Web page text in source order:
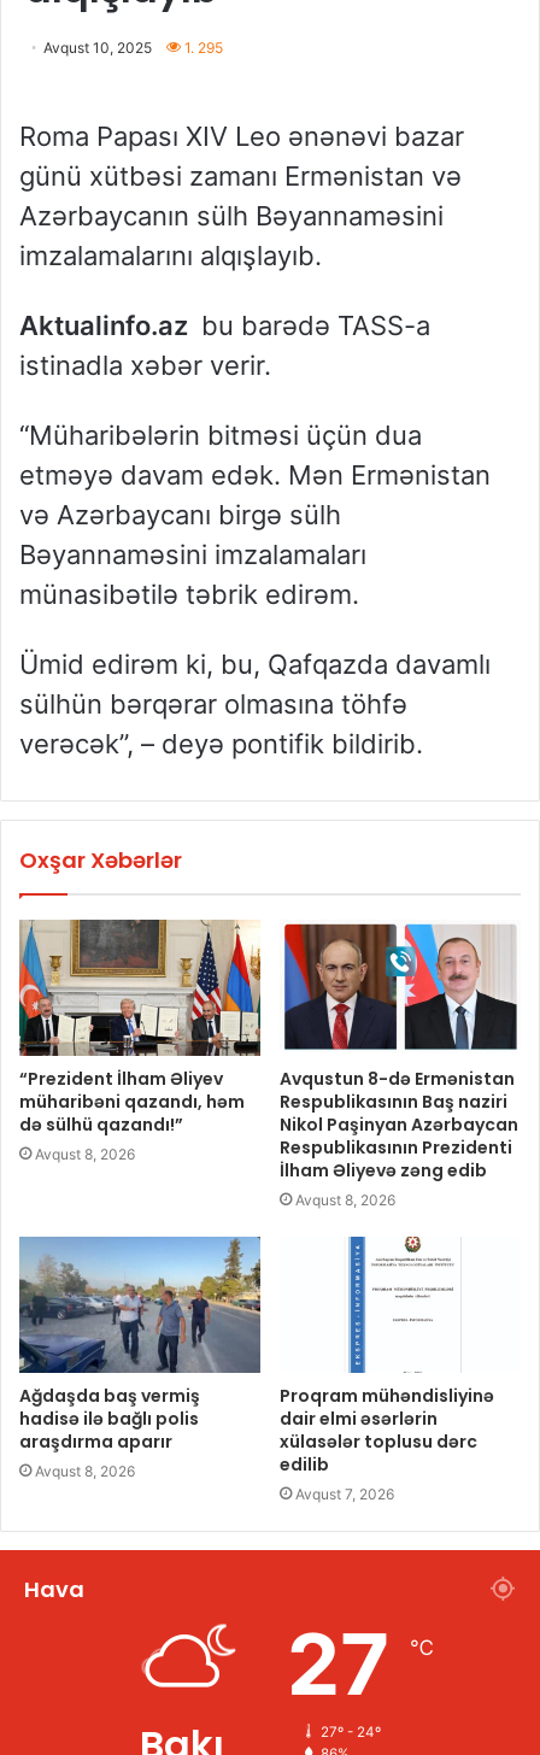
Avqust 10, 2025 1. 295
Roma Papası XIV Leo ənənəvi bazar
günü xütbəsi zamanı Ermənistan və
Azərbaycanın sülh Bəyannaməsini
imzalamalarını alqışlayıb.
Aktualinfo.az bu barədə TASS-a
istinadla xəbər verir.
“Müharibələrin bitməsi üçün dua
etməyə davam edək. Mən Ermənistan
və Azərbaycanı birgə sülh
Bəyannaməsini imzalamaları
münasibətilə təbrik edirəm.
Ümid edirəm ki, bu, Qafqazda davamlı
sülhün bərqərar olmasına töhfə
verəcək”, – deyə pontifik bildirib.
Oxşar Xəbərlər
“Prezident İlham Əliyev
müharibəni qazandı, həm
də sülhü qazandı!”
Avqust 8, 2026
Avqustun 8-də Ermənistan
Respublikasının Baş naziri
Nikol Paşinyan Azərbaycan
Respublikasının Prezidenti
İlham Əliyevə zəng edib
Avqust 8, 2026
Ağdaşda baş vermiş
hadisə ilə bağlı polis
araşdırma aparır
Avqust 8, 2026
Proqram mühəndisliyinə
dair elmi əsərlərin
xülasələr toplusu dərc
edilib
Avqust 7, 2026
Hava
27 ℃
27º - 24º